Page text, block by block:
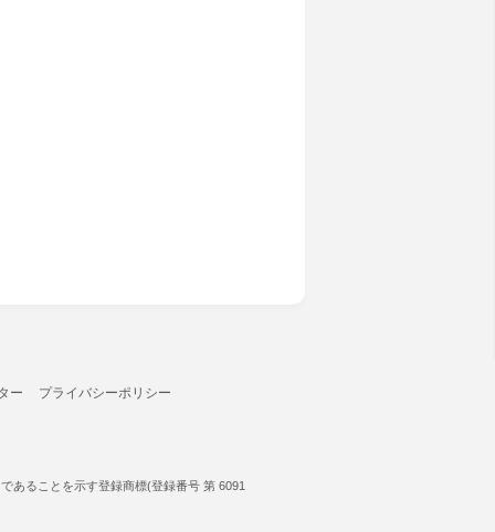
ー プライバシーポリシー
あることを示す登録商標(登録番号 第 6091